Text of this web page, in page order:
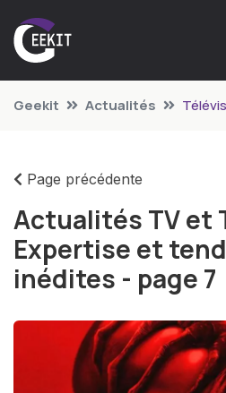
Geekit Actualités
Page précédente
Actualités TV et
Expertise et
inédites - page 7